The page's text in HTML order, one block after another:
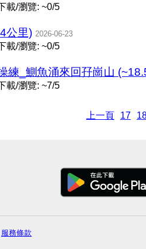
載/瀏覽: ~0/5
公里) 2026-06-23
載/瀏覽: ~0/5
練_鰂魚涌來回孖崗山
載/瀏覽: ~7/5
上一頁 17
服務條款